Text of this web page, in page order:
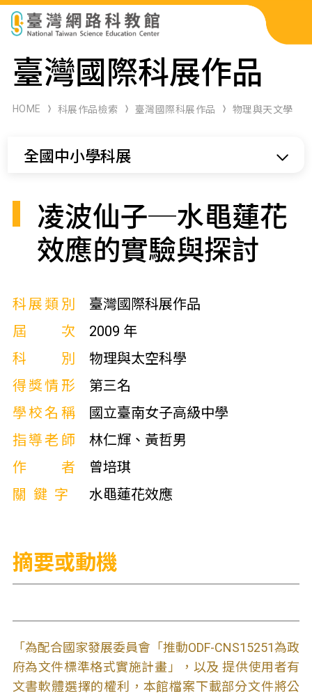
科展作品檢索
科學研習月刊
臺灣國際科展作品
HOME 科展作品檢索 臺灣國際科展作品 物理與天文學
全國中小學科展
凌波仙子─水黽蓮花
效應的實驗與探討
科展類別
臺灣國際科展作品
屆次
2009 年
科別
物理與太空科學
得獎情形
第三名
學校名稱
國立臺南女子高級中學
指導老師
林仁輝、黃哲男
作者
曾培琪
關鍵字
水黽蓮花效應
摘要或動機
「為配合國家發展委員會「推動ODF-CNS15251為政
府為文件標準格式實施計畫」，以及 提供使用者有
文書軟體選擇的權利，本館檔案下載部分文件將公